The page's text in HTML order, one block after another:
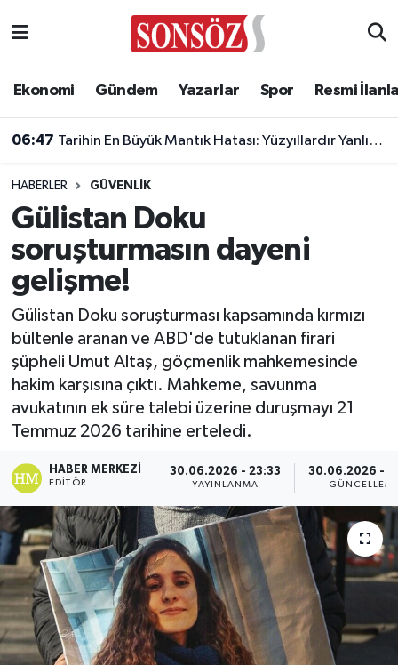
Ekonomi Gündem Yazarlar Spor Resmi
06:47 Tarihin En Büyük Mantık Hatası: Yüzyıllardır Yanlış Biliyoruz!
HABERLER GÜVENLIK
Gülistan Doku
soruşturmasın dayeni
gelişme!
Gülistan Doku soruşturması kapsamında kırmızı
bültenle aranan ve ABD'de tutuklanan firari
şüpheli Umut Altaş, göçmenlik mahkemesinde
hakim karşısına çıktı. Mahkeme, savunma
avukatının ek süre talebi üzerine duruşmayı 21
Temmuz 2026 tarihine erteledi.
HABER MERKEZI
EDITÖR
30.06.2026 - 23:33
YAYINLANMA
30.06.2026 -
Asayiş
Biyografi
Çevre
Diğer
Dünya
Eğitim
Ekonomi
Eleman
Emlak
Gündem
Gurme
Haber
Ankara Nöbetçi Eczaneler
Ankara Trafik Yoğunluk Haritası
Süper Lig Puan Durumu ve Fikstür
Tüm Manşetler
Son Dakika Haberleri
Haber Arşivi